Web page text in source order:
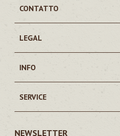
CONTATTO
LEGAL
INFO
SERVICE
NEWSLETTER